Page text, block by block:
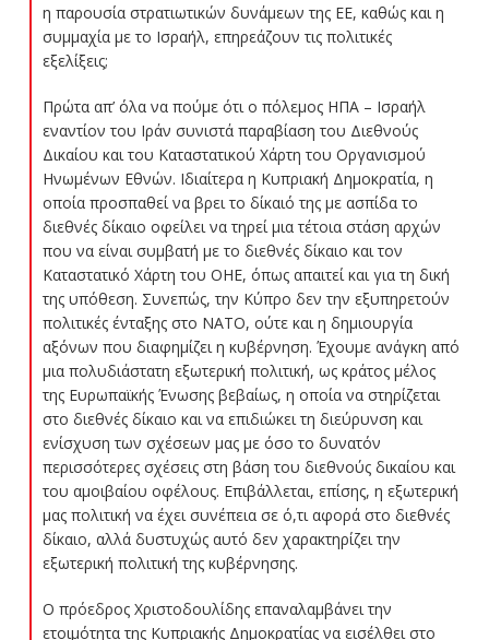
η παρουσία στρατιωτικών δυνάμεων της ΕΕ, καθώς και η
συμμαχία με το Ισραήλ, επηρεάζουν τις πολιτικές
εξελίξεις;
Πρώτα απ’ όλα να πούμε ότι ο πόλεμος ΗΠΑ – Ισραήλ
εναντίον του Ιράν συνιστά παραβίαση του Διεθνούς
Δικαίου και του Καταστατικού Χάρτη του Οργανισμού
Ηνωμένων Εθνών. Ιδιαίτερα η Κυπριακή Δημοκρατία, η
οποία προσπαθεί να βρει το δίκαιό της με ασπίδα το
διεθνές δίκαιο οφείλει να τηρεί μια τέτοια στάση αρχών
που να είναι συμβατή με το διεθνές δίκαιο και τον
Καταστατικό Χάρτη του ΟΗΕ, όπως απαιτεί και για τη δική
της υπόθεση. Συνεπώς, την Κύπρο δεν την εξυπηρετούν
πολιτικές ένταξης στο ΝΑΤΟ, ούτε και η δημιουργία
αξόνων που διαφημίζει η κυβέρνηση. Έχουμε ανάγκη από
μια πολυδιάστατη εξωτερική πολιτική, ως κράτος μέλος
της Ευρωπαϊκής Ένωσης βεβαίως, η οποία να στηρίζεται
στο διεθνές δίκαιο και να επιδιώκει τη διεύρυνση και
ενίσχυση των σχέσεων μας με όσο το δυνατόν
περισσότερες σχέσεις στη βάση του διεθνούς δικαίου και
του αμοιβαίου οφέλους. Επιβάλλεται, επίσης, η εξωτερική
μας πολιτική να έχει συνέπεια σε ό,τι αφορά στο διεθνές
δίκαιο, αλλά δυστυχώς αυτό δεν χαρακτηρίζει την
εξωτερική πολιτική της κυβέρνησης.
Ο πρόεδρος Χριστοδουλίδης επαναλαμβάνει την
ετοιμότητα της Κυπριακής Δημοκρατίας να εισέλθει στο